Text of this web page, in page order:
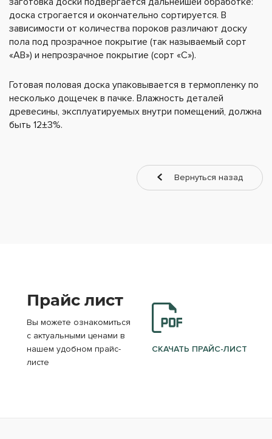
доска строгается и окончательно сортируется. В
зависимости от количества пороков различают доску
пола под прозрачное покрытие (так называемый сорт
«АВ») и непрозрачное покрытие (сорт «С»).
Готовая половая доска упаковывается в термопленку по
несколько дощечек в пачке. Влажность деталей
древесины, эксплуатируемых внутри помещений, должна
быть 12±3%.
Вернуться назад
Прайс лист
Вы можете ознакомиться
с актуальными ценами в
нашем удобном прайс-
листе
СКАЧАТЬ ПРАЙС-ЛИСТ